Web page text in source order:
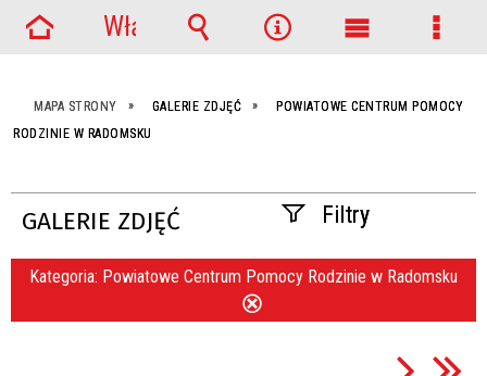
MAPA STRONY GALERIE ZDJĘĆ
POWIATOWE CENTRUM POMOCY
RODZINIE W RADOMSKU
GALERIE ZDJĘĆ Filtry
Fraza
Kategoria: Powiatowe Centrum Pomocy Rodzinie w Radomsku
Włącz